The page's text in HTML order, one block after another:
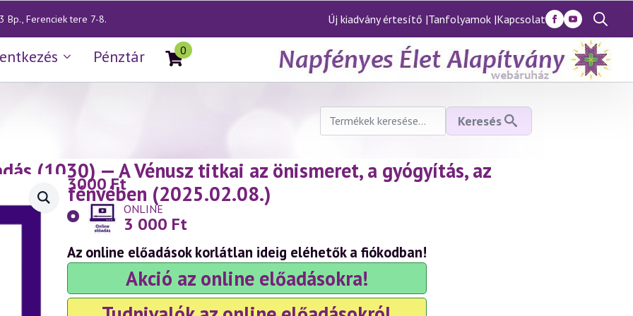
Bp., Ferenciek tere 7-8. Új kiadvány értesítő |Tanfolyamok |Kapcsolat
Search
for:
Pénztár 0
Keresés
következőre:
Keresés
(1030) — A Vénusz titkai az önismeret, a gyógyítás, az
fényében (2025.02.08.)
3000Ft
ONLINE
3 000 Ft
Az online előadások korlátlan ideig eléhetők a fiókodban!
Akció az online előadásokra!